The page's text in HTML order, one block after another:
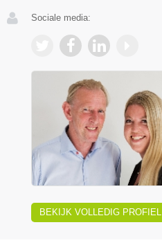
Sociale media:
BEKIJK VOLLEDIG PROFIEL